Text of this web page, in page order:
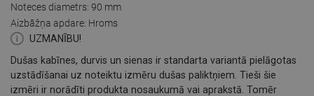
Noteces diametrs: 90 mm
Aizbāžņa apdare: Hroms
UZMANĪBU!
Dušas kabīnes, durvis un sienas ir standarta variantā pielāgotas
uzstādīšanai uz noteiktu izmēru dušas paliktņiem. Tieši šie
izmēri ir norādīti produkta nosaukumā vai aprakstā. Tomēr